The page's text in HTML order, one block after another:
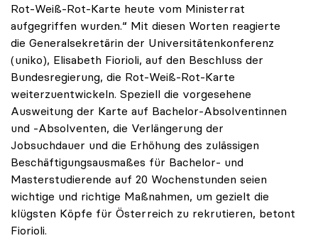
Rot-Weiß-Rot-Karte heute vom Ministerrat
aufgegriffen wurden.“ Mit diesen Worten reagierte
die Generalsekretärin der Universitätenkonferenz
(uniko), Elisabeth Fiorioli, auf den Beschluss der
Bundesregierung, die Rot-Weiß-Rot-Karte
weiterzuentwickeln. Speziell die vorgesehene
Ausweitung der Karte auf Bachelor-Absolventinnen
und -Absolventen, die Verlängerung der
Jobsuchdauer und die Erhöhung des zulässigen
Beschäftigungsausmaßes für Bachelor- und
Masterstudierende auf 20 Wochenstunden seien
wichtige und richtige Maßnahmen, um gezielt die
klügsten Köpfe für Österreich zu rekrutieren, betont
Fiorioli.